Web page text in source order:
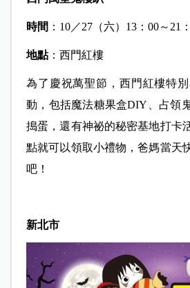
時間 ：10／27（六）13：00～21
地點：西門紅樓
為了慶祝萬聖節，西門紅樓特
動，包括魔法糖果盒DIY、占領
搗蛋，還有神祕的秘密基地打卡
點就可以領取小禮物，爸媽當天
吧！
新北市